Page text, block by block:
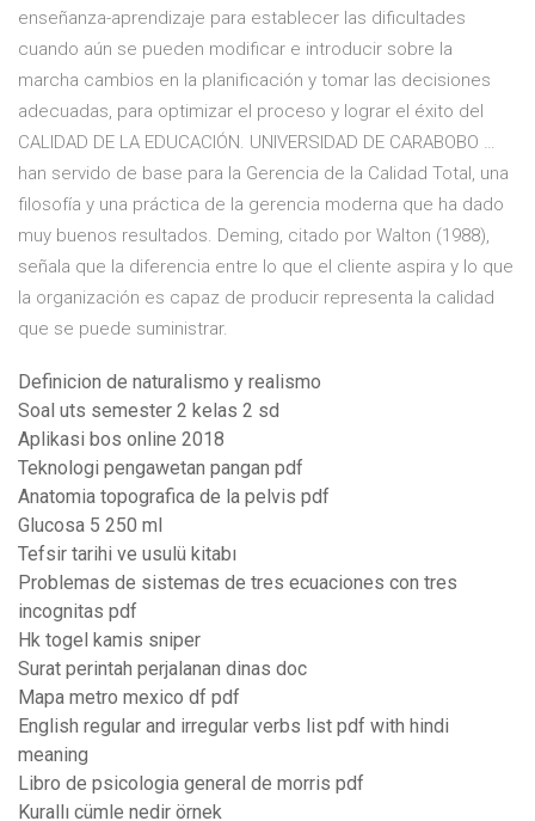
enseñanza-aprendizaje para establecer las dificultades
cuando aún se pueden modificar e introducir sobre la
marcha cambios en la planificación y tomar las decisiones
adecuadas, para optimizar el proceso y lograr el éxito del
CALIDAD DE LA EDUCACIÓN. UNIVERSIDAD DE CARABOBO …
han servido de base para la Gerencia de la Calidad Total, una
filosofía y una práctica de la gerencia moderna que ha dado
muy buenos resultados. Deming, citado por Walton (1988),
señala que la diferencia entre lo que el cliente aspira y lo que
la organización es capaz de producir representa la calidad
que se puede suministrar.
Definicion de naturalismo y realismo
Soal uts semester 2 kelas 2 sd
Aplikasi bos online 2018
Teknologi pengawetan pangan pdf
Anatomia topografica de la pelvis pdf
Glucosa 5 250 ml
Tefsir tarihi ve usulü kitabı
Problemas de sistemas de tres ecuaciones con tres
incognitas pdf
Hk togel kamis sniper
Surat perintah perjalanan dinas doc
Mapa metro mexico df pdf
English regular and irregular verbs list pdf with hindi
meaning
Libro de psicologia general de morris pdf
Kurallı cümle nedir örnek